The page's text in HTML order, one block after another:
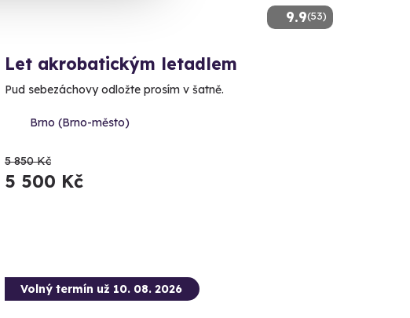
9.9(53)
Let akrobatickým letadlem
Pud sebezáchovy odložte prosím v šatně.
Brno (Brno-město)
5 850 Kč
5 500 Kč
Volný termín už 10. 08. 2026